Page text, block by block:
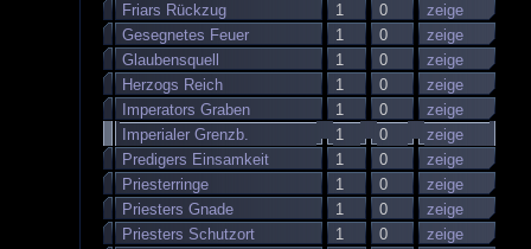
Friars Rückzug
1 0
zeige
Gesegnetes Feuer
1 0
zeige
Glaubensquell
1 0
zeige
Herzogs Reich
1 0
zeige
Imperators Graben
1 0
zeige
Imperialer Grenzb.
1 0
zeige
Predigers Einsamkeit
1 0
zeige
Priesterringe
1 0
zeige
Priesters Gnade
1 0
zeige
Priesters Schutzort
1 0
zeige